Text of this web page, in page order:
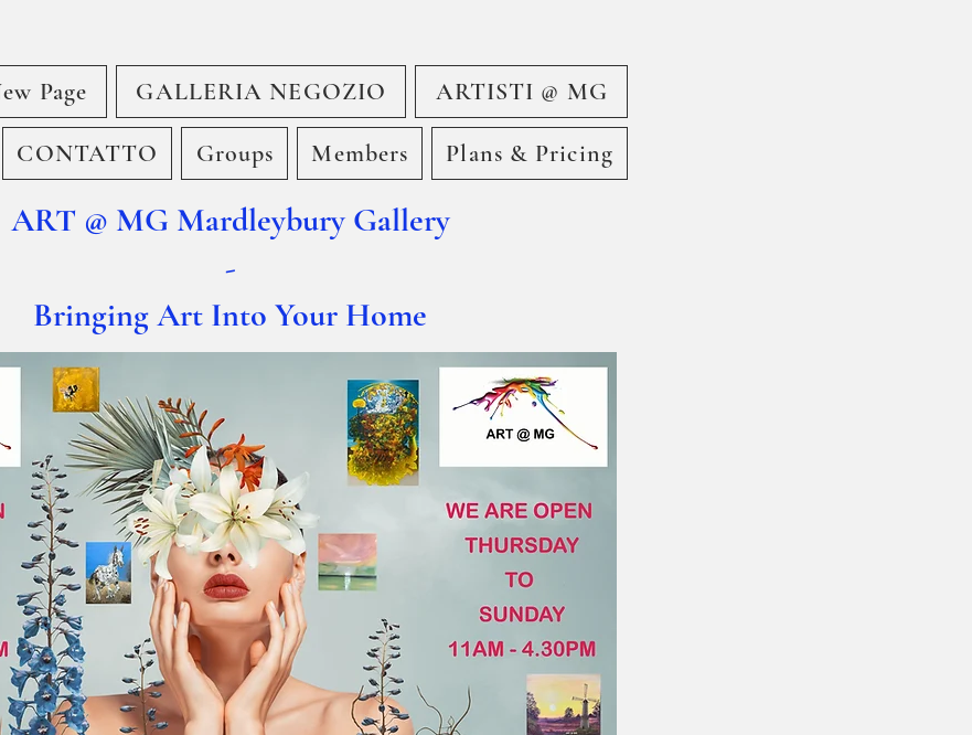
Page GALLERIA NEGOZIO ARTISTI @ MG
CONTATTO Groups Members Plans & Pricing
ART @ MG Mardleybury Gallery
-
Bringing Art Into Your Home